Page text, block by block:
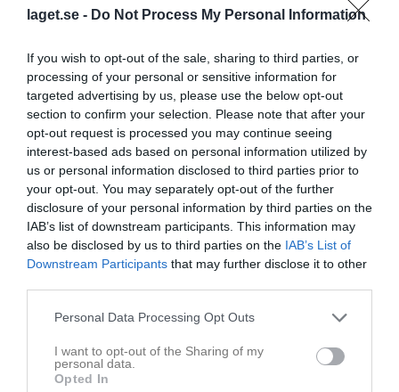
laget.se - Do Not Process My Personal Information
If you wish to opt-out of the sale, sharing to third parties, or
processing of your personal or sensitive information for
targeted advertising by us, please use the below opt-out
section to confirm your selection. Please note that after your
opt-out request is processed you may continue seeing
interest-based ads based on personal information utilized by
us or personal information disclosed to third parties prior to
your opt-out. You may separately opt-out of the further
disclosure of your personal information by third parties on the
IAB’s list of downstream participants. This information may
also be disclosed by us to third parties on the IAB’s List of
Downstream Participants that may further disclose it to other
Personal Data Processing Opt Outs
I want to opt-out of the Sharing of my
personal data.
Opted In
eller mindre vinst i båda om inte Mean Machines skall missa
slutspel.
För Carlstads del är det två bortamatcher som avslutar
grundserien, först Limhamn borta 14:e Juni och sedan rivalmöte
mot Örebro borta 28 juni. Det kommer krävas två segrar för en
första seed och hemmafördel i slutspelet. Förlust och man
kommer hamna trea eller fyra i tabellen.
MVPs
Carlstad, Slade Jarman
Stockholm, Leo Sundman
Poänggörare
Carlstad
Jacob Bergwall 12p
Lukas Kullstran 6p
Matteo Mozzanica 6p
Rory Kelly 6p
Oliver Skoglund, 6p